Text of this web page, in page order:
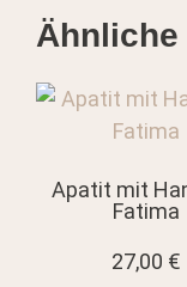
Ähnliche
Apatit mit
Fatima
27,00 €